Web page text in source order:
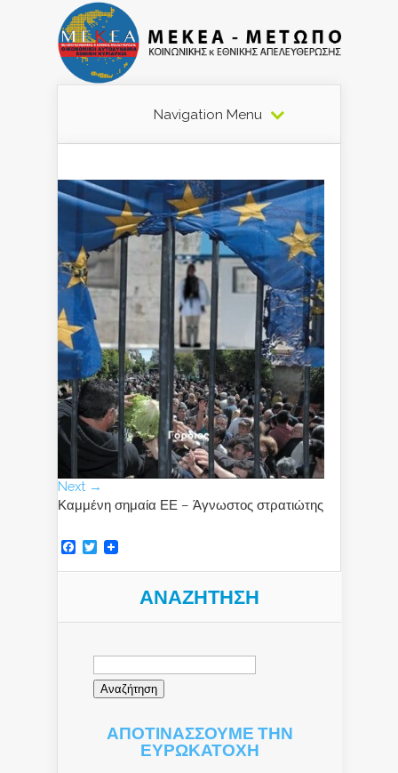
Navigation Menu
Next →
Καμμένη σημαία ΕΕ – Άγνωστος στρατιώτης
Facebook
Twitter
ΑΝΑΖΉΤΗΣΗ
Αναζήτηση
ΑΠΟΤΙΝΑΣΣΟΥΜΕ ΤΗΝ
ΕΥΡΩΚΑΤΟΧΗ